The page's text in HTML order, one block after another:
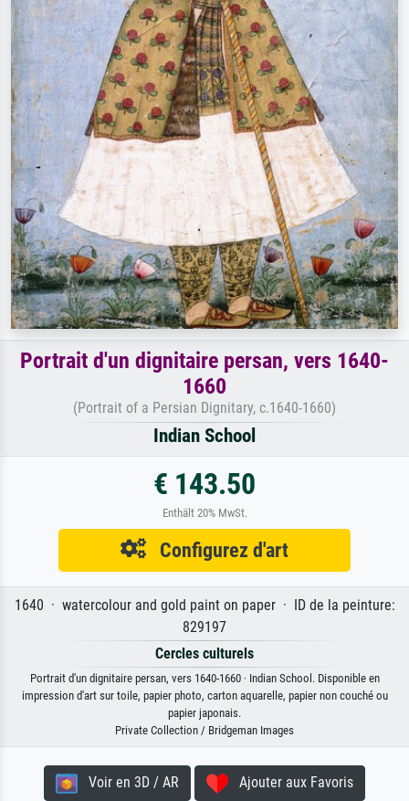
Portrait d'un dignitaire persan, vers 1640-
1660
(Portrait of a Persian Dignitary, c.1640-1660)
Indian School
€ 143.50
Enthält 20% MwSt.
Configurez d'art
1640 · watercolour and gold paint on paper · ID de la peinture:
829197
Cercles culturels
Portrait d'un dignitaire persan, vers 1640-1660 · Indian School. Disponible en
impression d'art sur toile, papier photo, carton aquarelle, papier non couché ou
papier japonais.
Private Collection / Bridgeman Images
Voir en 3D / AR Ajouter aux Favoris